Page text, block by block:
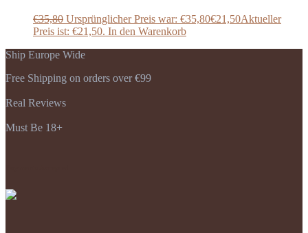
€35,80 Ursprünglicher Preis war: €35,80€21,50Aktueller
Preis ist: €21,50. In den Warenkorb
Ship Europe Wide
Free Shipping on orders over €99
Real Reviews
Must Be 18+